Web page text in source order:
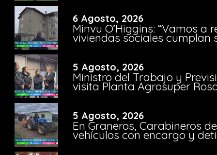
6 Agosto, 2026
Minvu O’Higgins: “Vamos a
viviendas sociales cumplan
5 Agosto, 2026
Ministro del Trabajo y
visita Planta Agrosuper
5 Agosto, 2026
En Graneros, Carabineros
vehículos con encargo y